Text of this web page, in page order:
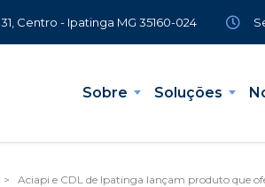
Centro - Ipatinga MG 35160-024
Sobre Soluções
> Aciapi e CDL de Ipatinga lançam produto que